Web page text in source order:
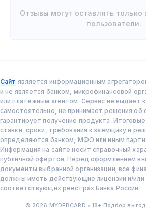
Отзывы могут оставлять только
пользователи.
Сайт является информационным
и не является банком, микрофинансовой
или платёжным агентом. Сервис не выдаёт
самостоятельно, не принимает решения об
гарантирует получение продукта.
ставки, сроки, требования к заёмщику и
определяются банком, МФО или иным
Информация на сайте носит справочный
публичной офертой. Перед оформлением
документы выбранной организации; все
должны иметь действующие лицензии и/или
соответствующих реестрах Банка России.
© 2026 MYDEBCARD • 18+ Подбор